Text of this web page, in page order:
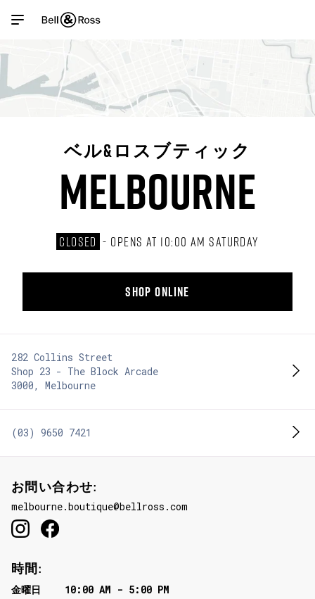
Open mobile menu
商品
お客様サービス
マイアカウント
ベル&ロスブティック
MELBOURNE
CLOSED - OPENS AT 10:00 AM SATURDAY
SHOP ONLINE
282 Collins Street
Shop 23 - The Block Arcade
3000, Melbourne
(03) 9650 7421
お問い合わせ:
melbourne.boutique@bellross.com
時間:
金曜日 10:00 AM - 5:00 PM